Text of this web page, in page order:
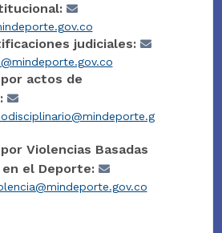
judiciales:
actos de
Violencias Basadas
el Deporte: